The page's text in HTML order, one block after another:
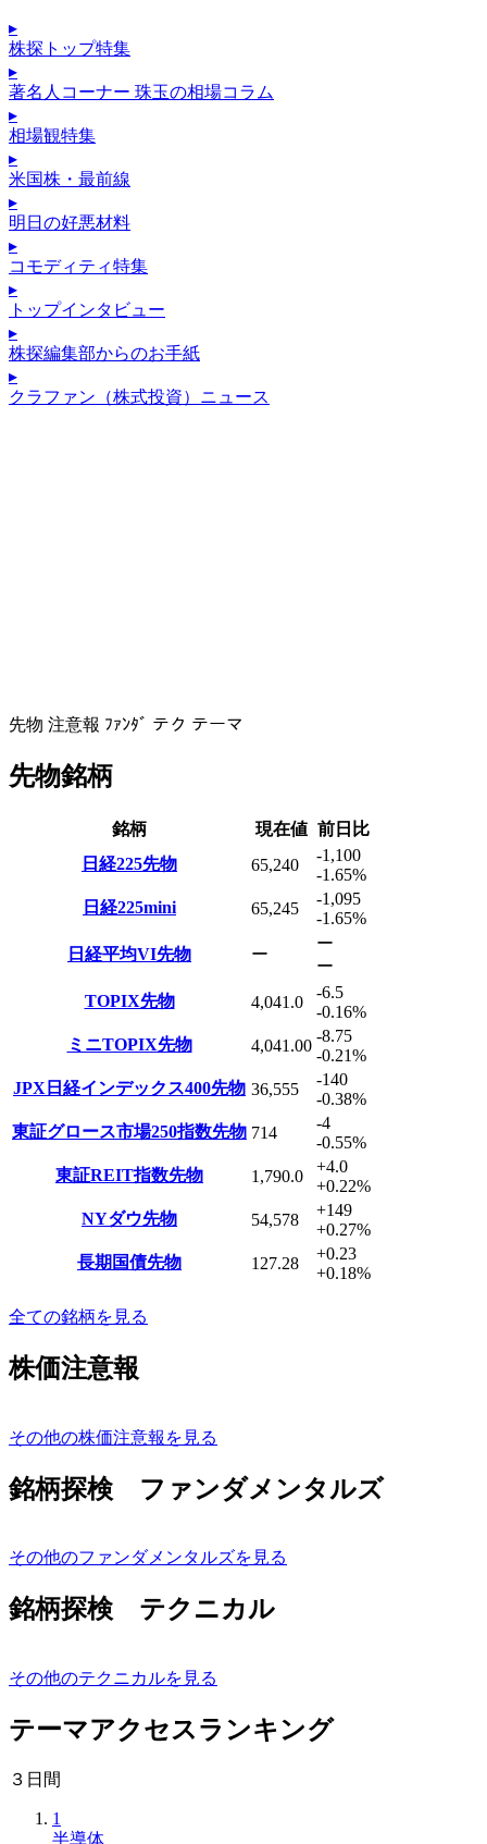
▸
株探トップ特集
▸
著名人コーナー 珠玉の相場コラム
▸
相場観特集
▸
米国株・最前線
▸
明日の好悪材料
▸
コモディティ特集
▸
トップインタビュー
▸
株探編集部からのお手紙
▸
クラファン（株式投資）ニュース
先物 注意報 ﾌｧﾝﾀﾞ テク テーマ
先物銘柄
銘柄 現在値 前日比
日経225先物
65,240
-1,100
-1.65%
日経225mini
65,245
-1,095
-1.65%
日経平均VI先物
ー
ー
ー
TOPIX先物
4,041.0
-6.5
-0.16%
ミニTOPIX先物
4,041.00
-8.75
-0.21%
JPX日経インデックス400先物 36,555
-140
-0.38%
東証グロース市場250指数先物 714
-4
-0.55%
東証REIT指数先物
1,790.0
+4.0
+0.22%
NYダウ先物
54,578
+149
+0.27%
長期国債先物
127.28
+0.23
+0.18%
全ての銘柄を見る
株価注意報
その他の株価注意報を見る
銘柄探検 ファンダメンタルズ
その他のファンダメンタルズを見る
銘柄探検 テクニカル
その他のテクニカルを見る
テーマアクセスランキング
３日間
1
半導体